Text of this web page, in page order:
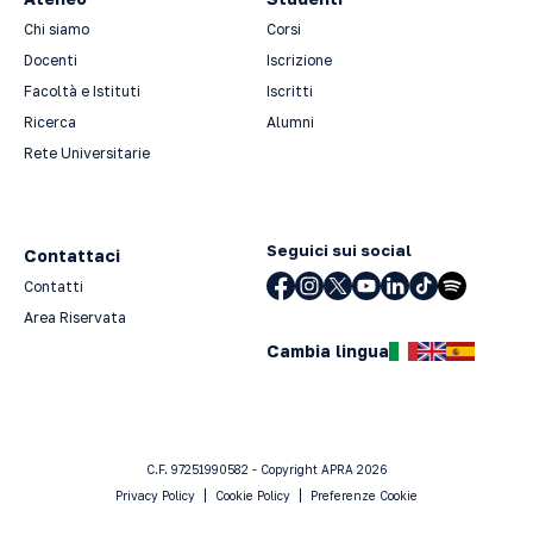
Chi siamo
Docenti
Facoltà e Istituti
Ricerca
Rete Universitarie
Corsi
Iscrizione
Iscritti
Alumni
Contattaci
Contatti
Area Riservata
Seguici sui social
Cambia lingua
C.F. 97251990582 - Copyright APRA 2026
Privacy Policy
Cookie Policy Preferenze Cookie